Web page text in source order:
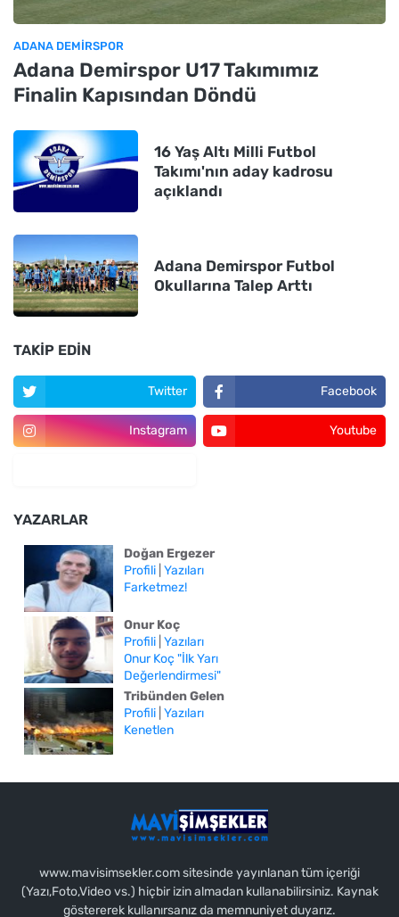
ADANA DEMIRSPOR
Adana Demirspor U17 Takımımız
Finalin Kapısından Döndü
16 Yaş Altı Milli Futbol
Takımı'nın aday kadrosu
açıklandı
Adana Demirspor Futbol
Okullarına Talep Arttı
TAKIP EDIN
Twitter Facebook
Instagram Youtube
YAZARLAR
Doğan Ergezer
Profili Yazıları
Farketmez!
Onur Koç
Profili Yazıları
Onur Koç "İlk Yarı
Değerlendirmesi"
Tribünden Gelen
Profili Yazıları
Kenetlen
www.mavisimsekler.com sitesinde yayınlanan tüm içeriği
(Yazı,Foto,Video vs.) hiçbir izin almadan kullanabilirsiniz. Kaynak
göstererek kullanırsanız da memnuniyet duyarız.